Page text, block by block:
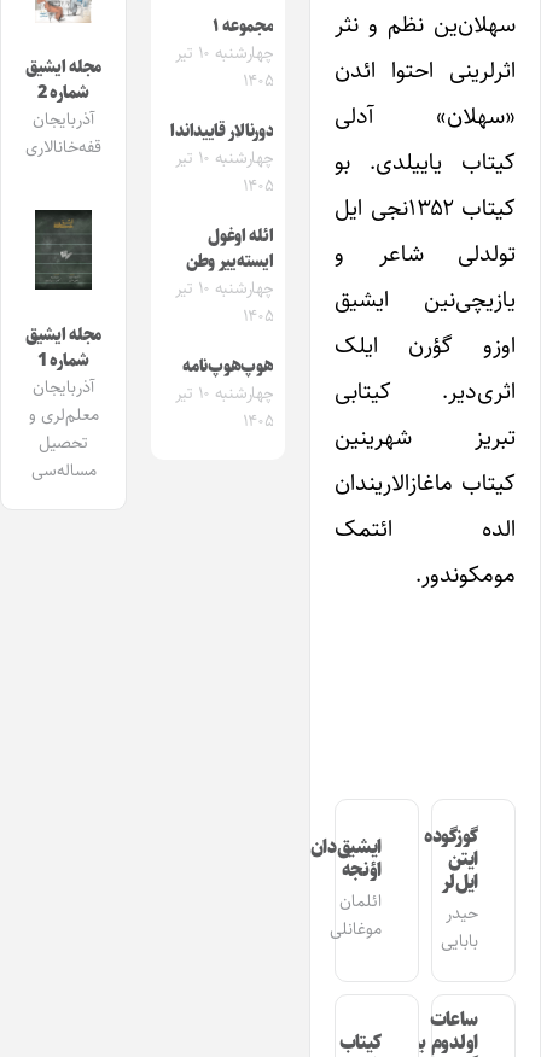
سهلان‌ین نظم و نثر
اثرلرینی احتوا ائدن
«سهلان» آدلی
کیتاب یاییلدی. بو
کیتاب ۱۳۵۲نجی ایل
تولدلی شاعر و
یازیچی‌نین ایشیق
اوزو گؤرن ایلک
اثری‌دیر. کیتابی
تبریز شهرینین
کیتاب ماغازالاریندان
الده ائتمک
مومکوندور.
گوزگوده
ایتن
ایل‌لر
حیدر
بابایی
ایشیق‌دان
اؤنجه
ائلمان
موغانلی
ساعات
اولدوم بیر کیتاب
مجموعه ۱
چهارشنبه ۱۰ تیر
۱۴۰۵
دورنالار قاییداندا
چهارشنبه ۱۰ تیر
۱۴۰۵
ائله اوغول
ایسته‌ییر وطن
چهارشنبه ۱۰ تیر
۱۴۰۵
هوپ‌هوپ‌نامه
چهارشنبه ۱۰ تیر
۱۴۰۵
مجله ایشیق
شماره 2
آذربایجان
قفه‌خانالاری
مجله ایشیق
شماره 1
آذربایجان
معلم‌لری و
تحصیل
مساله‌سی